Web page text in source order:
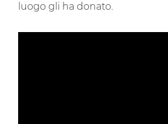
luogo gli ha donato.